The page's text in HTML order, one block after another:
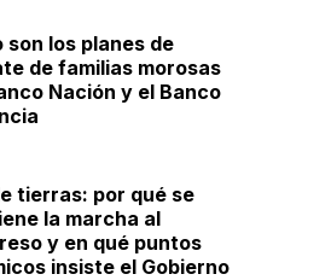
son los planes de
de familias morosas
Nación y el Banco
tierras: por qué se
la marcha al
y en qué puntos
insiste el Gobierno